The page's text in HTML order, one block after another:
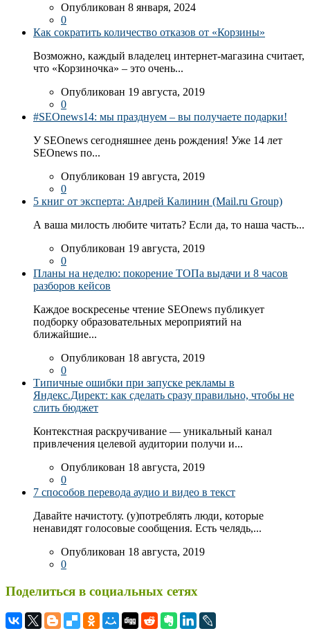
Опубликован 8 января, 2024
0
Как сократить количество отказов от «Корзины»
Возможно, каждый владелец интернет-магазина считает,
что «Корзиночка» – это очень...
Опубликован 19 августа, 2019
0
#SEOnews14: мы празднуем – вы получаете подарки!
У SEOnews сегодняшнее день рождения! Уже 14 лет
SEOnews по...
Опубликован 19 августа, 2019
0
5 книг от эксперта: Андрей Калинин (Mail.ru Group)
А ваша милость любите читать? Если да, то наша часть...
Опубликован 19 августа, 2019
0
Планы на неделю: покорение ТОПа выдачи и 8 часов
разборов кейсов
Каждое воскресенье чтение SEOnews публикует
подборку образовательных мероприятий на
ближайшие...
Опубликован 18 августа, 2019
0
Типичные ошибки при запуске рекламы в
Яндекс.Директ: как сделать сразу правильно, чтобы не
слить бюджет
Контекстная раскручивание — уникальный канал
привлечения целевой аудитории получи и...
Опубликован 18 августа, 2019
0
7 способов перевода аудио и видео в текст
Давайте начистоту. (у)потреблять люди, которые
ненавидят голосовые сообщения. Есть челядь,...
Опубликован 18 августа, 2019
0
Поделиться в социальных сетях